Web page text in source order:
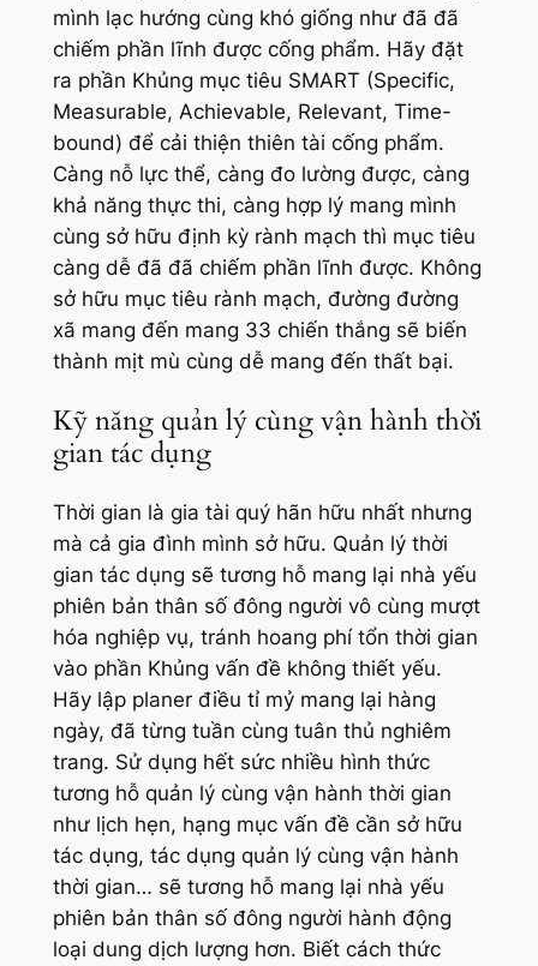
mình lạc hướng cùng khó giống như đã đã
chiếm phần lĩnh được cống phẩm. Hãy đặt
ra phần Khủng mục tiêu SMART (Specific,
Measurable, Achievable, Relevant, Time-
bound) để cải thiện thiên tài cống phẩm.
Càng nỗ lực thể, càng đo lường được, càng
khả năng thực thi, càng hợp lý mang mình
cùng sở hữu định kỳ rành mạch thì mục tiêu
càng dễ đã đã chiếm phần lĩnh được. Không
sở hữu mục tiêu rành mạch, đường đường
xã mang đến mang 33 chiến thắng sẽ biến
thành mịt mù cùng dễ mang đến thất bại.
Kỹ năng quản lý cùng vận hành thời
gian tác dụng
Thời gian là gia tài quý hãn hữu nhất nhưng
mà cả gia đình mình sở hữu. Quản lý thời
gian tác dụng sẽ tương hỗ mang lại nhà yếu
phiên bản thân số đông người vô cùng mượt
hóa nghiệp vụ, tránh hoang phí tổn thời gian
vào phần Khủng vấn đề không thiết yếu.
Hãy lập planer điều tỉ mỷ mang lại hàng
ngày, đã từng tuần cùng tuân thủ nghiêm
trang. Sử dụng hết sức nhiều hình thức
tương hỗ quản lý cùng vận hành thời gian
như lịch hẹn, hạng mục vấn đề cần sở hữu
tác dụng, tác dụng quản lý cùng vận hành
thời gian… sẽ tương hỗ mang lại nhà yếu
phiên bản thân số đông người hành động
loại dung dịch lượng hơn. Biết cách thức